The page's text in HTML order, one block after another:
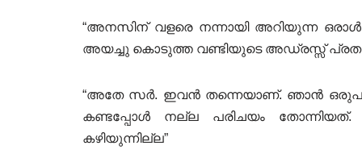
“അനസിന് വളരെ നന്നായി അറിയുന്ന
അയച്ചു കൊടുത്ത വണ്ടിയുടെ അഡ്രസ്സ്
“അതേ സർ. ഇവൻ തന്നെയാണ്. ഞാൻ
കണ്ടപ്പോൾ നല്ല പരിചയം തോന്നിയത്.
കഴിയുന്നില്ല”